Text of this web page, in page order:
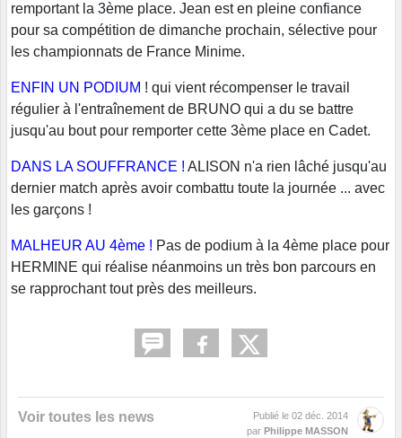
remportant la 3ème place. Jean est en pleine confiance
pour sa compétition de dimanche prochain, sélective pour
les championnats de France Minime.
ENFIN UN PODIUM ! qui vient récompenser le travail
régulier à l'entraînement de BRUNO qui a du se battre
jusqu'au bout pour remporter cette 3ème place en Cadet.
DANS LA SOUFFRANCE ! ALISON n'a rien lâché jusqu'au
dernier match après avoir combattu toute la journée ... avec
les garçons !
MALHEUR AU 4ème ! Pas de podium à la 4ème place pour
HERMINE qui réalise néanmoins un très bon parcours en
se rapprochant tout près des meilleurs.
Voir toutes les news Publié le 02 déc. 2014
par Philippe MASSON